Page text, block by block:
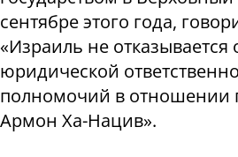
сентябре этого года,
«Израиль не отказывается
юридической
полномочий в отношении
Армон Ха-Нацив».